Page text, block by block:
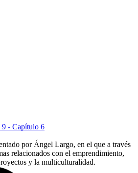
9 - Capítulo 6
por Ángel Largo, en el que a través
relacionados con el emprendimiento,
y la multiculturalidad.